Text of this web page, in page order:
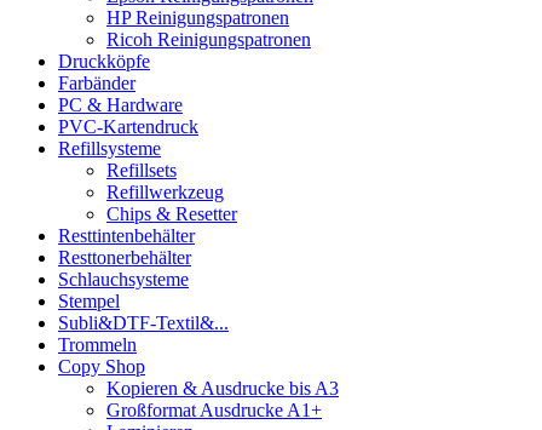
HP Reinigungspatronen
Ricoh Reinigungspatronen
Druckköpfe
Farbänder
PC & Hardware
PVC-Kartendruck
Refillsysteme
Refillsets
Refillwerkzeug
Chips & Resetter
Resttintenbehälter
Resttonerbehälter
Schlauchsysteme
Stempel
Subli&DTF-Textil&...
Trommeln
Copy Shop
Kopieren & Ausdrucke bis A3
Großformat Ausdrucke A1+